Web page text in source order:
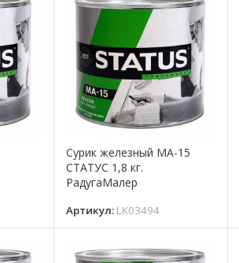
Сурик железный МА-15
СТАТУС 1,8 кг.
РадугаМалер
Артикул: LK03494